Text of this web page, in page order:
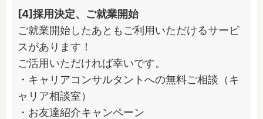
[4]採用決定、ご就業開始
ご就業開始したあともご利用いただけるサービ
スがあります！
ご活用いただければ幸いです。
・キャリアコンサルタントへの無料ご相談（キ
ャリア相談室）
・お友達紹介キャンペーン